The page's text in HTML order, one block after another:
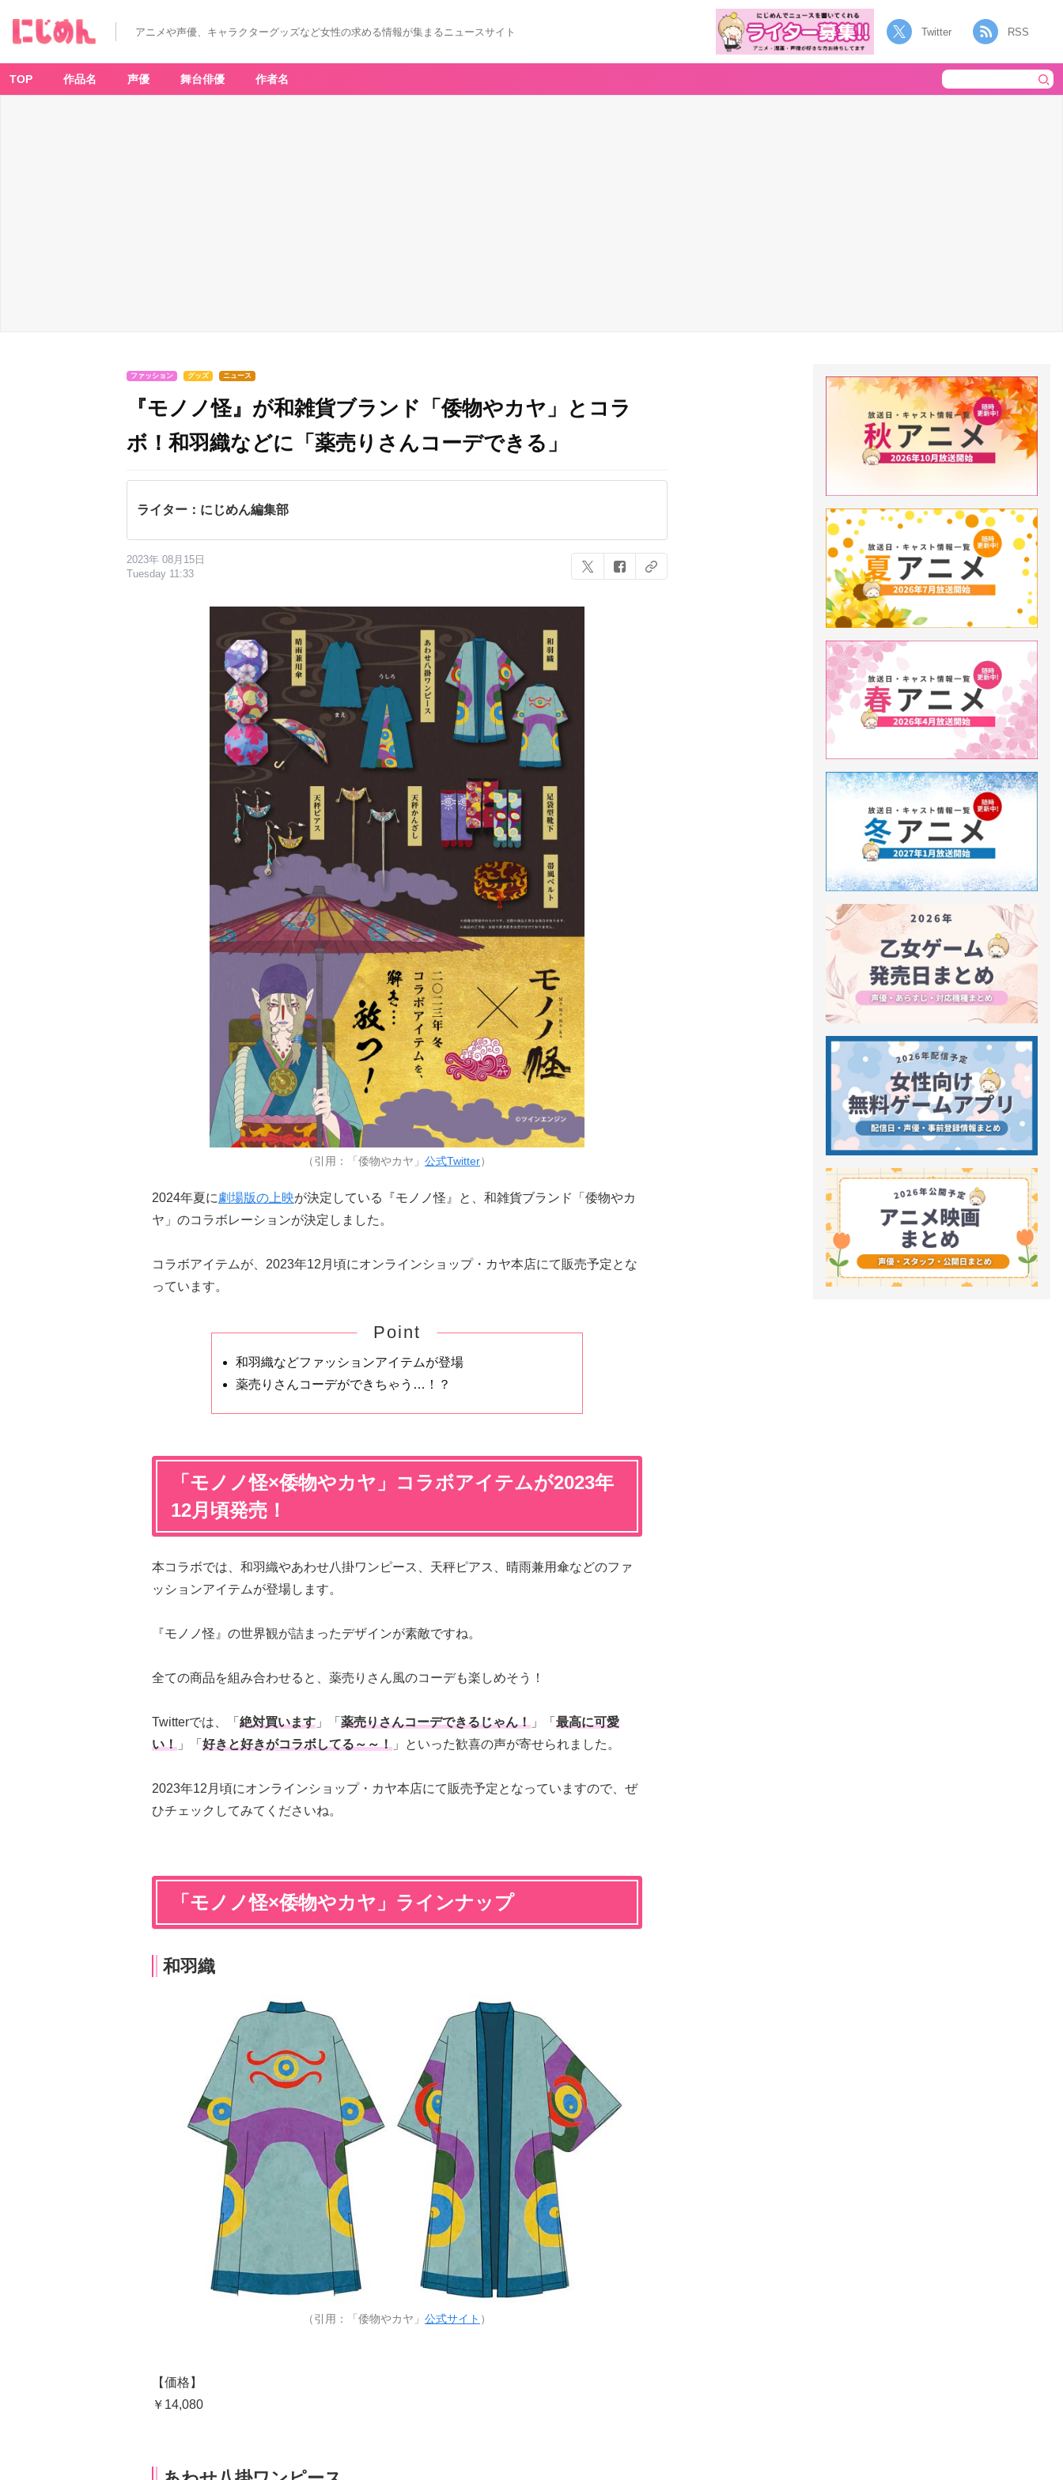
アニメや声優、キャラクターグッズなど女性の求める情報が集まるニュースサイト Twitter RSS
TOP 作品名 声優 舞台俳優 作者名
ファッション グッズ ニュース
『モノノ怪』が和雑貨ブランド「倭物やカヤ」とコラ
ボ！和羽織などに「薬売りさんコーデできる」
ライター：にじめん編集部
2023年 08月15日
Tuesday 11:33
（引用：「倭物やカヤ」 公式Twitter）
2024年夏に劇場版の上映が決定している『モノノ怪』と、和雑貨ブランド「倭物やカ
ヤ」のコラボレーションが決定しました。
コラボアイテムが、2023年12月頃にオンラインショップ・カヤ本店にて販売予定とな
っています。
Point
和羽織などファッションアイテムが登場
薬売りさんコーデができちゃう…！？
「モノノ怪×倭物やカヤ」コラボアイテムが2023年
12月頃発売！
本コラボでは、和羽織やあわせ八掛ワンピース、天秤ピアス、晴雨兼用傘などのファ
ッションアイテムが登場します。
『モノノ怪』の世界観が詰まったデザインが素敵ですね。
全ての商品を組み合わせると、薬売りさん風のコーデも楽しめそう！
Twitterでは、「 絶対買います 」「 薬売りさんコーデできるじゃん！ 」「 最高に可愛
い！ 」「 好きと好きがコラボしてる～～！ 」といった歓喜の声が寄せられました。
2023年12月頃にオンラインショップ・カヤ本店にて販売予定となっていますので、ぜ
ひチェックしてみてくださいね。
「モノノ怪×倭物やカヤ」ラインナップ
和羽織
（引用：「倭物やカヤ」 公式サイト ）
【価格】
￥14,080